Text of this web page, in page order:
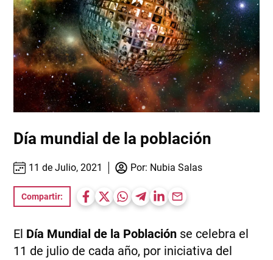
Día mundial de la población
11 de Julio, 2021 Por: Nubia Salas
Compartir:
El Día Mundial de la Población se celebra el
11 de julio de cada año, por iniciativa del